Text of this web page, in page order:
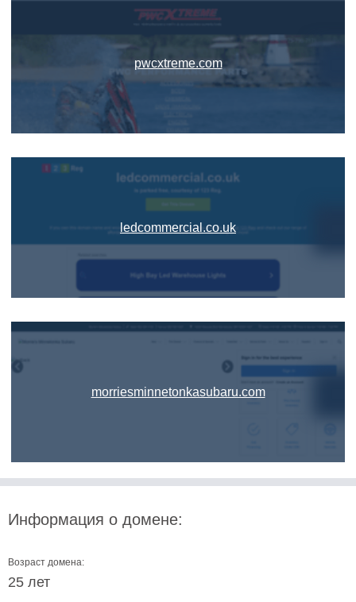
pwcxtreme.com
ledcommercial.co.uk
morriesminnetonkasubaru.com
Информация о домене:
Возраст домена:
25 лет